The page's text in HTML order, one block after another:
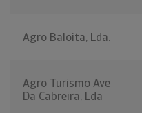
Agro Baloita, Lda.
Agro Turismo Ave
Da Cabreira, Lda